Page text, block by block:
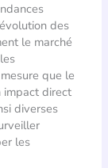
des
le marché
que le
impact direct
diverses
les